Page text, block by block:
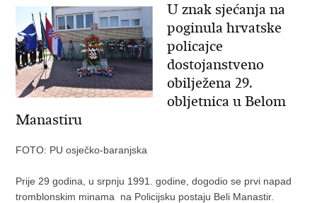
U znak sjećanja na
poginula hrvatske
policajce
dostojanstveno
obilježena 29.
obljetnica u Belom
Manastiru
FOTO: PU osječko-baranjska
Prije 29 godina, u srpnju 1991. godine, dogodio se prvi napad
tromblonskim minama na Policijsku postaju Beli Manastir.